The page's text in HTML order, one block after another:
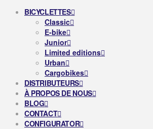
BICYCLETTES
Classic
E-bike
Junior
Limited editions
Urban
Cargobikes
DISTRIBUTEURS
À PROPOS DE NOUS
BLOG
CONTACT
CONFIGURATOR